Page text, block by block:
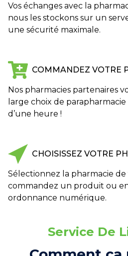
Vos échanges avec la
nous les stockons sur un
une sécurité maximale.
COMMANDEZ VOTRE
Nos pharmacies partenaires
large choix de
d’une heure !
CHOISISSEZ VOTRE
Sélectionnez la pharmacie
commandez un produit ou
ordonnance numérique.
Service De